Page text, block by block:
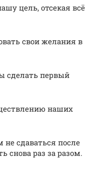
цель, отсекая всё
свои желания в
сделать первый
наших
не сдаваться после
снова раз за разом.